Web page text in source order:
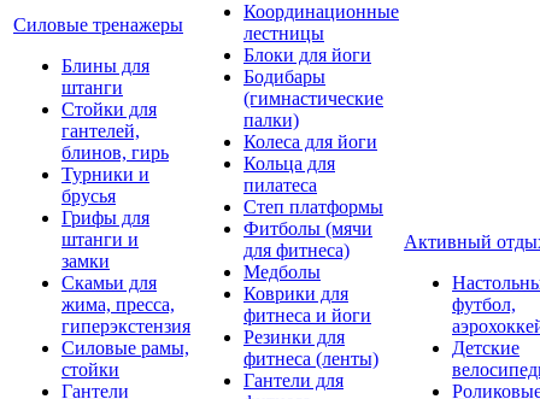
Силовые тренажеры
Блины для
штанги
Стойки для
гантелей,
блинов, гирь
Турники и
брусья
Грифы для
штанги и
замки
Скамьи для
жима, пресса,
гиперэкстензия
Силовые рамы,
стойки
Гантели
Координационные
лестницы
Блоки для йоги
Бодибары
(гимнастические
палки)
Колеса для йоги
Кольца для
пилатеса
Степ платформы
Фитболы (мячи
для фитнеса)
Медболы
Коврики для
фитнеса и йоги
Резинки для
фитнеса (ленты)
Гантели для
Активный
футбол,
Детские